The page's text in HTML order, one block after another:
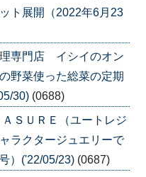
ト展開（2022年6月23
専門店 イシイのオン
野菜使った総菜の定期
30) (0688)
ＳＵＲＥ（ユートレジ
ラクタージュエリーで
）('22/05/23) (0687)